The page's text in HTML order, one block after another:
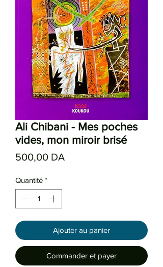
Ali Chibani - Mes poches
vides, mon miroir brisé
500,00 DA
Quantité *
Ajouter au panier
Commander et payer